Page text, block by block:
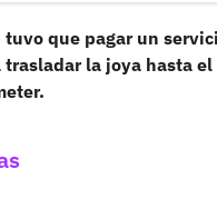
tuvo que pagar un
la joya hasta